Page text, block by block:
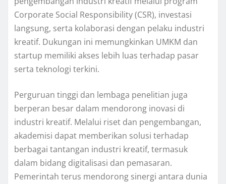
Corporate Social Responsibility (CSR), investasi
langsung, serta kolaborasi dengan pelaku industri
kreatif. Dukungan ini memungkinkan UMKM dan
startup memiliki akses lebih luas terhadap pasar
serta teknologi terkini.
Perguruan tinggi dan lembaga penelitian juga
berperan besar dalam mendorong inovasi di
industri kreatif. Melalui riset dan pengembangan,
akademisi dapat memberikan solusi terhadap
berbagai tantangan industri kreatif, termasuk
dalam bidang digitalisasi dan pemasaran.
Pemerintah terus mendorong sinergi antara dunia